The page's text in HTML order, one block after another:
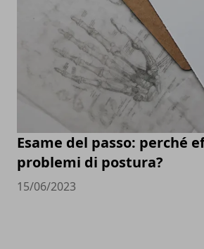
Esame del passo: perché
problemi di postura?
15/06/2023